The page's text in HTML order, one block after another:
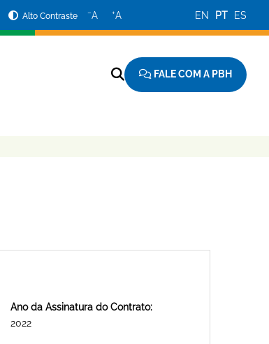
Alto Contraste −A +A EN PT ES
FALE COM A PBH
Ano da Assinatura do Contrato:
2022